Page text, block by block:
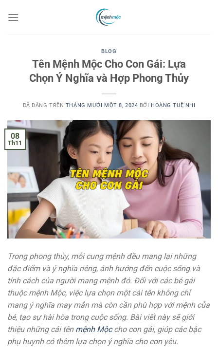
đến
BLOG
Tên Mệnh Mộc Cho Con Gái: Lựa
Chọn Ý Nghĩa và Hợp Phong Thủy
ĐÃ ĐĂNG TRÊN THÁNG MƯỜI MỘT 8, 2024 BỞI HOÀNG TUỆ NHI
08
Th11
Trong phong thủy, mỗi cung mệnh đều mang lại những
đặc điểm và ý nghĩa riêng, ảnh hưởng đến cuộc sống và
tính cách của người mang mệnh đó. Đối với các bé gái
thuộc mệnh Mộc, việc lựa chọn một cái tên không chỉ
mang ý nghĩa may mắn mà còn cần phù hợp với mệnh của
bé, tạo sự hài hòa trong cuộc sống. Bài viết này sẽ giới
thiệu những cái tên mệnh Mộccho con gái, giúp các bậc
phụ huynh có thêm lựa chọn ý nghĩa cho con yêu.